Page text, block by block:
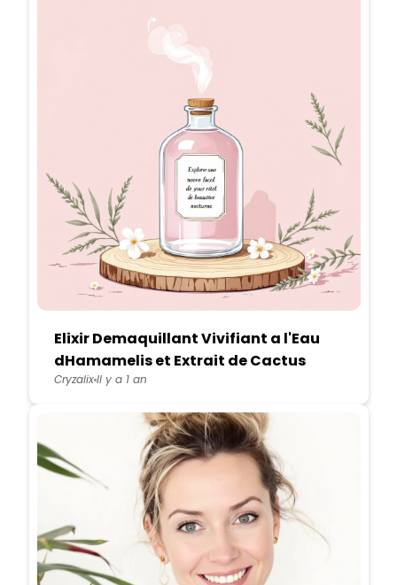
Elixir Demaquillant Vivifiant a l'Eau
dHamamelis et Extrait de Cactus
CryzalixIl y a 1 an